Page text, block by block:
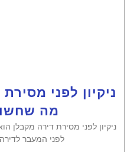
ניקיון לפני
מה
ניקיון לפני מסירת דירה מקבלן
לפני המעבר